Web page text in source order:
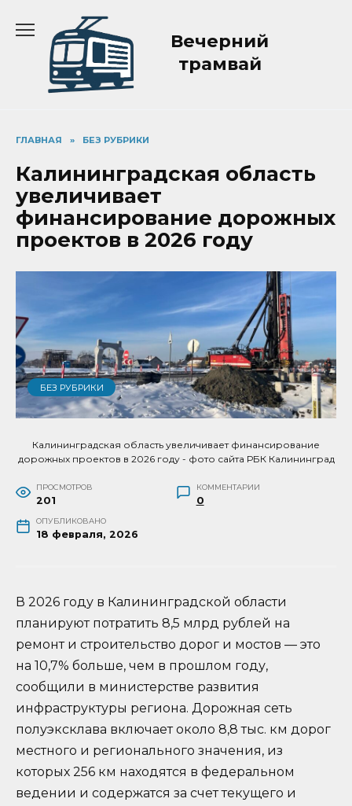
содержанию
Вечерний
трамвай
ГЛАВНАЯ » БЕЗ РУБРИКИ
Калининградская область
увеличивает
финансирование дорожных
проектов в 2026 году
БЕЗ РУБРИКИ
Калининградская область увеличивает финансирование
дорожных проектов в 2026 году - фото сайта РБК Калининград
ПРОСМОТРОВ
201
КОММЕНТАРИИ
0
ОПУБЛИКОВАНО
18 февраля, 2026
В 2026 году в Калининградской области
планируют потратить 8,5 млрд рублей на
ремонт и строительство дорог и мостов — это
на 10,7% больше, чем в прошлом году,
сообщили в министерстве развития
инфраструктуры региона. Дорожная сеть
полуэксклава включает около 8,8 тыс. км дорог
местного и регионального значения, из
которых 256 км находятся в федеральном
ведении и содержатся за счет текущего и